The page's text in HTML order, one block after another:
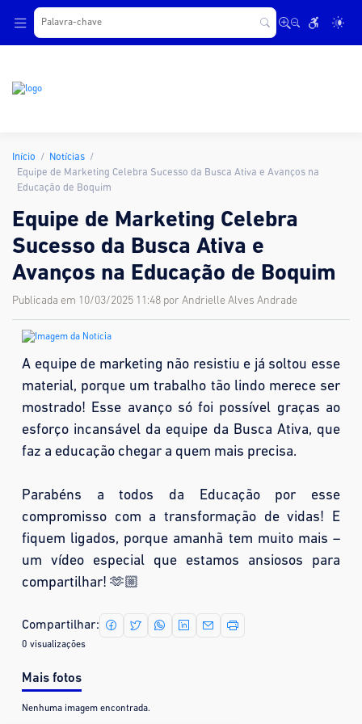
Início
Notícias
Equipe de Marketing Celebra Sucesso da Busca Ativa e Avanços na
Educação de Boquim
Equipe de Marketing Celebra
Sucesso da Busca Ativa e
Avanços na Educação de Boquim
Publicada em 10/03/2025 11:48 por Andrielle Alves Andrade
A equipe de marketing não resistiu e já soltou esse
material, porque um trabalho tão lindo merece ser
mostrado! Esse avanço só foi possível graças ao
esforço incansável da equipe da Busca Ativa, que
faz a educação chegar a quem mais precisa.
Parabéns a todos da Educação por esse
compromisso com a transformação de vidas! E
fiquem ligados, porque amanhã tem muito mais –
um vídeo especial que estamos ansiosos para
compartilhar! 🫶🏼
Compartilhar:
0 visualizações
Mais fotos
Nenhuma imagem encontrada.